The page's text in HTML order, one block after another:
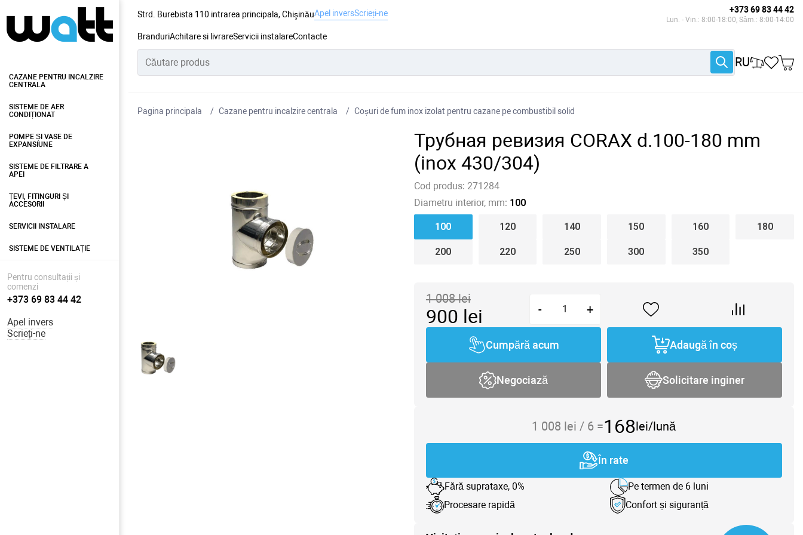
Strd. Burebista 110 intrarea principala, ChişinăuApel inversScrieți-ne +373 69 83 44 42
Lun. - Vin.: 8:00-18:00, Sâm.: 8:00-14:00
BranduriAchitare si livrareServicii instalareContacte
RU
CAZANE PENTRU INCALZIRE
CENTRALA
SISTEME DE AER
CONDIȚIONAT
POMPE ȘI VASE DE
EXPANSIUNE
SISTEME DE FILTRARE A
APEI
ȚEVI, FITINGURI ȘI
ACCESORII
SERVICII INSTALARE
SISTEME DE VENTILAȚIE
Pentru consultații și
comenzi
+373 69 83 44 42
Apel invers
Scrieți-ne
Pagina principala Cazane pentru incalzire centrala Coșuri de fum inox izolat pentru cazane pe combustibil solid
Трубная ревизия CORAX d.100-180 mm
(inox 430/304)
Cod produs: 271284
Diametru interior, mm: 100
100 120 140 150 160 180
200 220 250 300 350
1 008lei
900 lei - +
Cumpără acum Adaugă în coș
Negociază Solicitare inginer
1 008 lei / 6 =168lei/lună
În rate
Fără suprataxe, 0%
Pe termen de 6 luni
Procesare rapidă
Confort și siguranță